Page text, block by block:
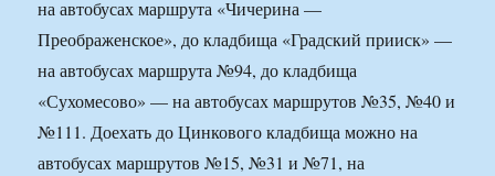
на автобусах маршрута «Чичерина —
Преображенское», до кладбища «Градский прииск» —
на автобусах маршрута №94, до кладбища
«Сухомесово» — на автобусах маршрутов №35, №40 и
№111. Доехать до Цинкового кладбища можно на
автобусах маршрутов №15, №31 и №71, на